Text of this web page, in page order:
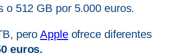
o 512 GB por 5.000 euros.
peroAppleofrece diferentes
euros.